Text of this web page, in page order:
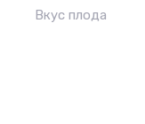
Вкус плода